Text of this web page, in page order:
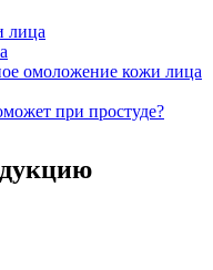
лица
омоложение кожи лица
при простуде?